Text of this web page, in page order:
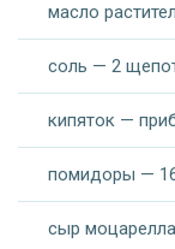
масло
соль — 2
кипяток —
помидоры —
сыр